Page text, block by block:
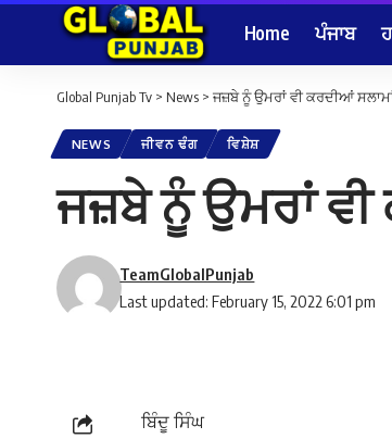
Home ਪੰਜਾਬ
Global Punjab Tv > News > ਜਜ਼ਬੇ ਨੂੰ ਉਮਰਾਂ ਵੀ ਕਰਦੀਆਂ
NEWS ਜੀਵਨ ਢੰਗ ਵਿਸ਼ੇਸ਼
ਜਜ਼ਬੇ ਨੂੰ ਉਮਰਾਂ
Last updated: February 15, 2022 6:01 pm
TeamGlobalPunjab
ਬਿੰਦੂ ਸਿੰਘ